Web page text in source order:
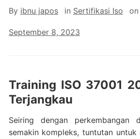
By ibnu japos in Sertifikasi Iso on
September 8, 2023
Training ISO 37001
Terjangkau
Seiring dengan perkembangan
semakin kompleks, tuntutan